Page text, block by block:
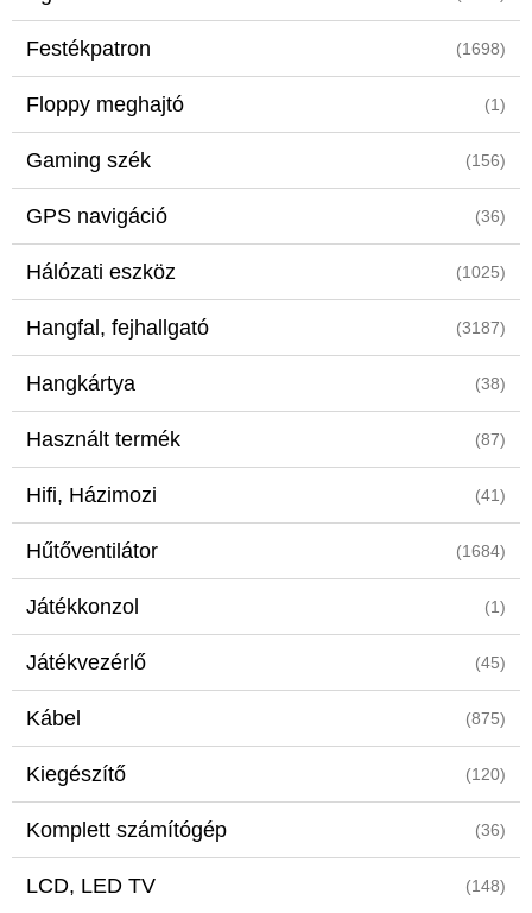
Festékpatron (1698)
Floppy meghajtó (1)
Gaming szék (156)
GPS navigáció (36)
Hálózati eszköz (1025)
Hangfal, fejhallgató (3187)
Hangkártya (38)
Használt termék (87)
Hifi, Házimozi (41)
Hűtőventilátor (1684)
Játékkonzol (1)
Játékvezérlő (45)
Kábel (875)
Kiegészítő (120)
Komplett számítógép (36)
LCD, LED TV (148)